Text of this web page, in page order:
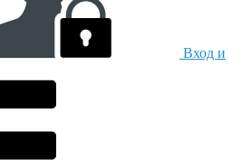
Вход и